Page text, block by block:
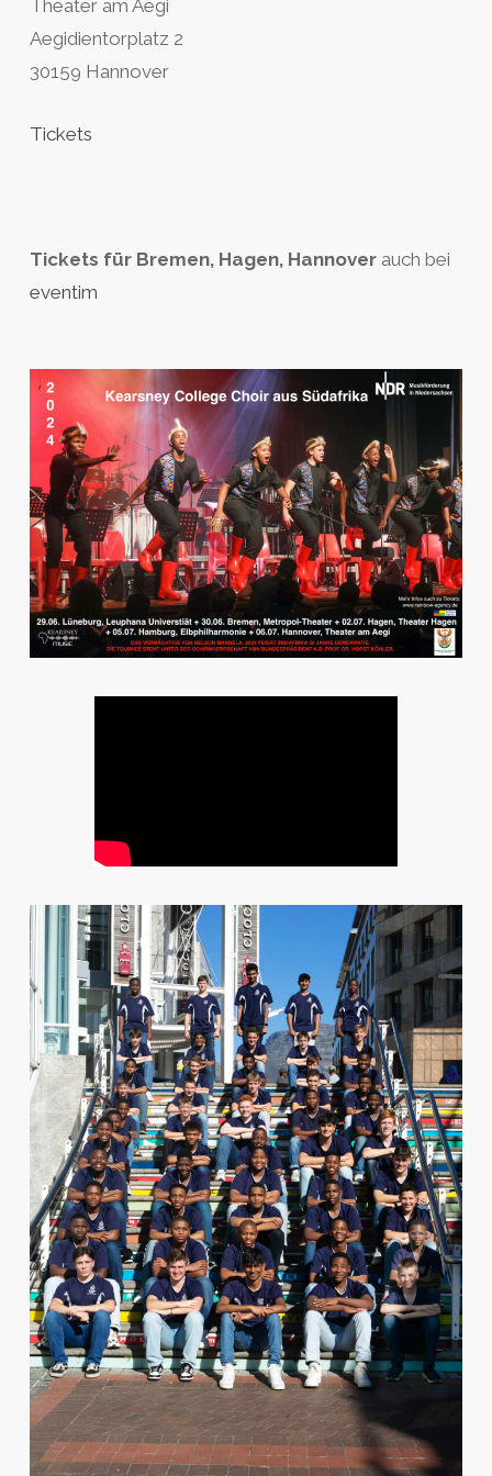
Theater am Aegi
Aegidientorplatz 2
30159 Hannover
Tickets
Tickets für Bremen, Hagen, Hannoverauch bei
eventim